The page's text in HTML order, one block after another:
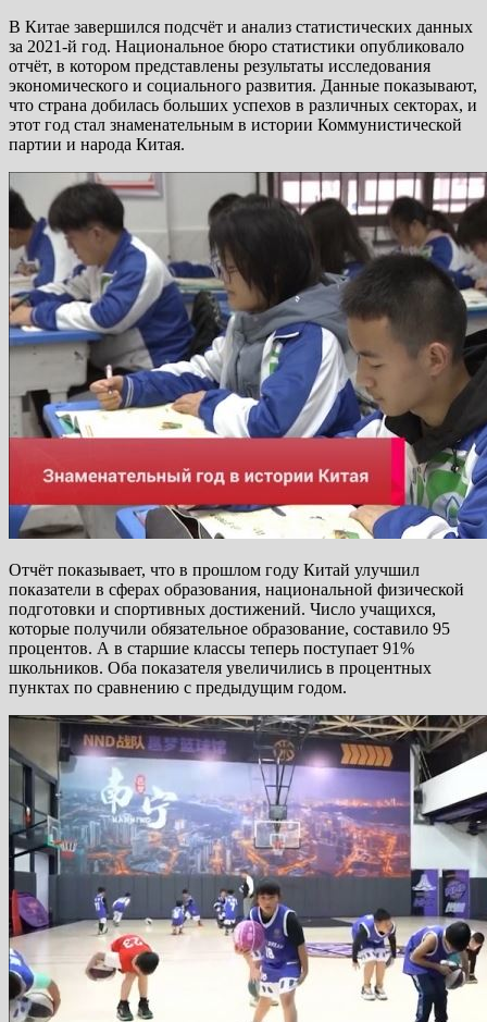
В Китае завершился подсчёт и анализ статистических данных
за 2021-й год. Национальное бюро статистики опубликовало
отчёт, в котором представлены результаты исследования
экономического и социального развития. Данные показывают,
что страна добилась больших успехов в различных секторах, и
этот год стал знаменательным в истории Коммунистической
партии и народа Китая.
Отчёт показывает, что в прошлом году Китай улучшил
показатели в сферах образования, национальной физической
подготовки и спортивных достижений. Число учащихся,
которые получили обязательное образование, составило 95
процентов. А в старшие классы теперь поступает 91%
школьников. Оба показателя увеличились в процентных
пунктах по сравнению с предыдущим годом.